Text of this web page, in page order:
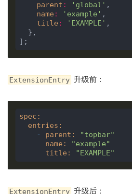
parent : 'global'
name : 'example'
title : 'EXAMPLE'
ExtensionEntry 升级前：
spec :
entries :
-
parent :
"topbar"
name :
"example"
title : "EXAMPLE"
ExtensionEntry 升级后：